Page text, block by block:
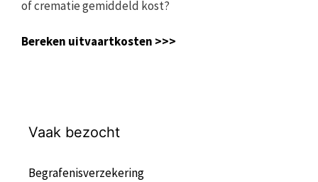
of crematie gemiddeld kost?
Bereken uitvaartkosten >>>
Vaak bezocht
Begrafenisverzekering